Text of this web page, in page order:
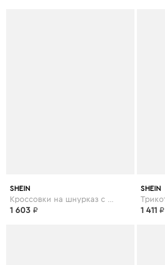
SHEIN
1 603 ₽
SHEIN
1 411 ₽